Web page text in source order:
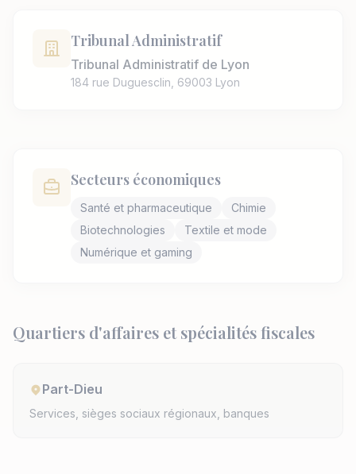
Tribunal Administratif
Tribunal Administratif de Lyon
184 rue Duguesclin, 69003 Lyon
Secteurs économiques
Santé et pharmaceutique
Chimie
Biotechnologies
Textile et mode
Numérique et gaming
Quartiers d'affaires et spécialités fiscales
Part-Dieu
Services, sièges sociaux régionaux, banques